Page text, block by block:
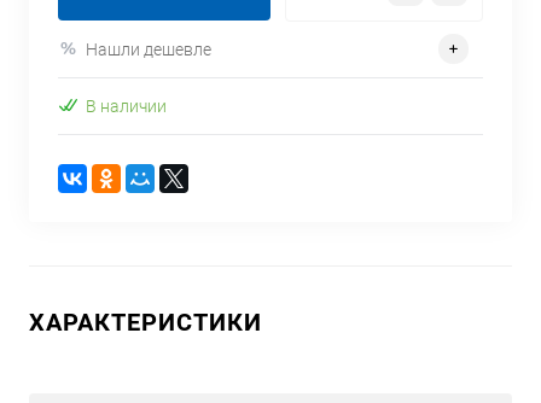
Нашли дешевле
В наличии
ХАРАКТЕРИСТИКИ